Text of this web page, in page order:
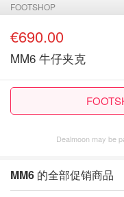
FOOTSHOP
€690.00
MM6 牛仔夹克
Dealmoon may be
MM6 的全部促销商品